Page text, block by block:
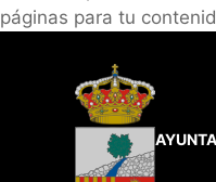
páginas para tu